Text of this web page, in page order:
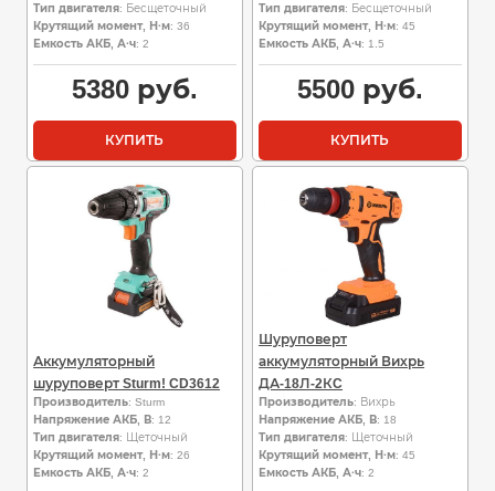
Тип двигателя: Бесщеточный
Крутящий момент, Н·м: 36
Емкость АКБ, А·ч: 2
5380руб.
КУПИТЬ
Тип двигателя: Бесщеточный
Крутящий момент, Н·м: 45
Емкость АКБ, А·ч: 1.5
5500руб.
КУПИТЬ
Аккумуляторный
шуруповерт Sturm! CD3612
Производитель: Sturm
Напряжение АКБ, В: 12
Тип двигателя: Щеточный
Крутящий момент, Н·м: 26
Емкость АКБ, А·ч: 2
Шуруповерт
аккумуляторный Вихрь
ДА-18Л-2КC
Производитель: Вихрь
Напряжение АКБ, В: 18
Тип двигателя: Щеточный
Крутящий момент, Н·м: 45
Емкость АКБ, А·ч: 2